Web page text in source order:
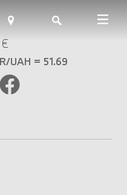
UAH = 51.69